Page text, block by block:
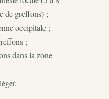
de greffons) ;
occipitale ;
;
dans la zone